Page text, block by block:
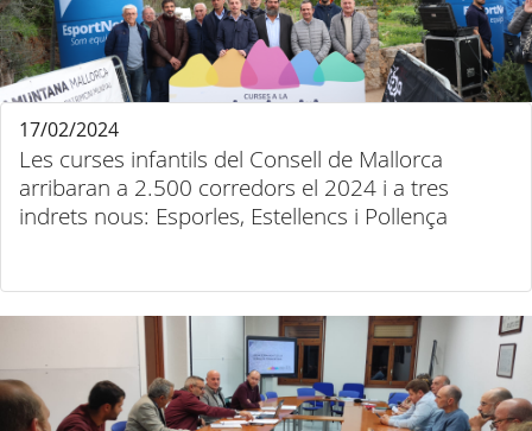
Les curses infantils del Consell de Mallorca
arribaran a 2.500 corredors el 2024 i a tres
indrets nous: Esporles, Estellencs i Pollença
17/02/2024